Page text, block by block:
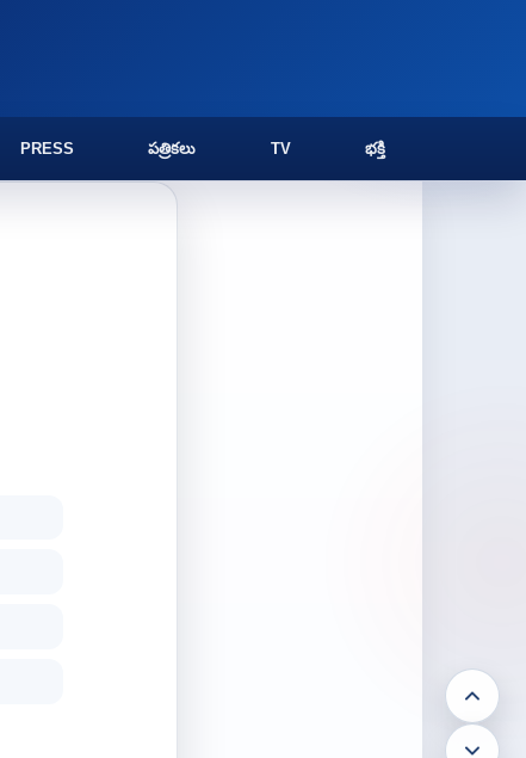
PRESS పత్రికలు TV భక్తి